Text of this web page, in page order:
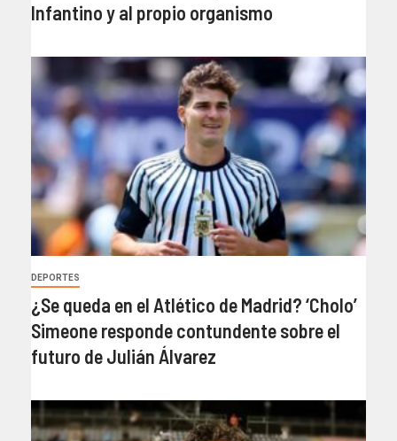
Infantino y al propio organismo
DEPORTES
¿Se queda en el Atlético de Madrid? ‘Cholo’
Simeone responde contundente sobre el
futuro de Julián Álvarez